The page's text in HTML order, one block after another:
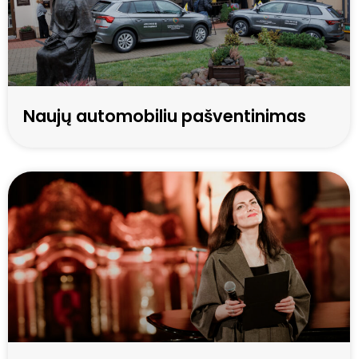
Naujų automobiliu pašventinimas